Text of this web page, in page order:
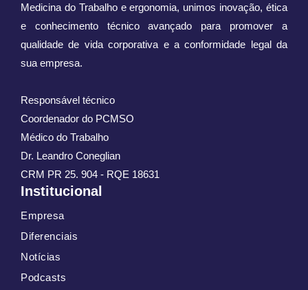
Medicina do Trabalho e ergonomia, unimos inovação, ética
e conhecimento técnico avançado para promover a
qualidade de vida corporativa e a conformidade legal da
sua empresa.
Responsável técnico
Coordenador do PCMSO
Médico do Trabalho
Dr. Leandro Coneglian
CRM PR 25. 904 - RQE 18631
Institucional
Empresa
Diferenciais
Notícias
Podcasts